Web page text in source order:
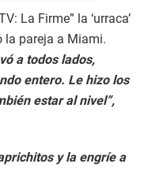
La Firme” la ‘urraca’
la pareja a Miami.
a todos lados,
entero. Le hizo los
estar al nivel”,
y la engríe a